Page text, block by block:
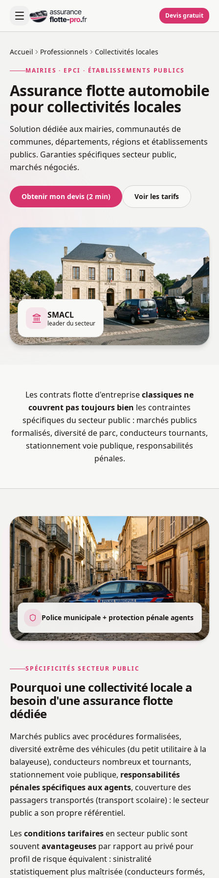
Devis gratuit
Accueil Professionnels Collectivités locales
MAIRIES · EPCI · ÉTABLISSEMENTS PUBLICS
Assurance flotte automobile
pour collectivités locales
Solution dédiée aux mairies, communautés de
communes, départements, régions et établissements
publics. Garanties spécifiques secteur public,
marchés négociés.
Obtenir mon devis (2 min) Voir les tarifs
SMACL
leader du secteur
Les contrats flotte d'entrepriseclassiques ne
couvrent pas toujours bien les contraintes
spécifiques du secteur public : marchés publics
formalisés, diversité de parc, conducteurs tournants,
stationnement voie publique, responsabilités
pénales.
Police municipale + protection pénale agents
SPÉCIFICITÉS SECTEUR PUBLIC
Pourquoi une collectivité locale a
besoin d'une assurance flotte
dédiée
Marchés publics avec procédures formalisées,
diversité extrême des véhicules (du petit utilitaire à la
balayeuse), conducteurs nombreux et tournants,
stationnement voie publique, responsabilités
pénales spécifiques aux agents, couverture des
passagers transportés (transport scolaire) : le secteur
public a son propre référentiel.
Les conditions tarifaires en secteur public sont
souventavantageuses par rapport au privé pour
profil de risque équivalent : sinistralité
statistiquement plus maîtrisée (conducteurs formés,